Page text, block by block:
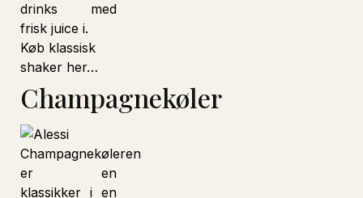
drinks med
frisk juice i.
Køb klassisk
shaker her…
Champagnekøler
Champagnekøleren
er en
klassikker i en